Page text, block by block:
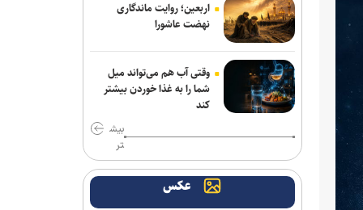
انتظار بیهوده‌ای ایجاد کنیم
اصغرزاده: پوررشید مشکل اسپانسرینگ
ملوان را حل کرد/ سعداوی و مرزبان با تیم
تمرین می‌کنند
تور جهانی تنیس صربستان| بازماندن
واکنش باشگاه استقلال خوزستان به
درگیری مدیرعامل و اعضای هیات مدیره
اربعین؛ روایت ماندگاری
نهضت عاشورا
وقتی آب هم می‌تواند میل
شما را به غذا خوردن بیشتر
کند
بیش
تر
عکس